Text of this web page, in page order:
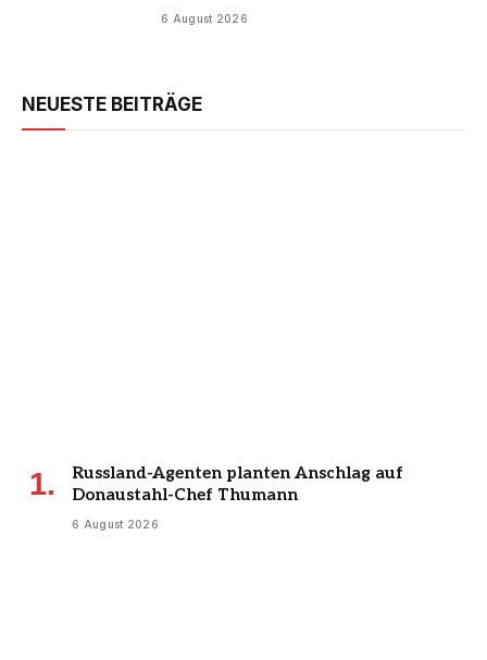
6 August 2026
NEUESTE BEITRÄGE
Russland-Agenten planten Anschlag auf
Donaustahl-Chef Thumann
6 August 2026